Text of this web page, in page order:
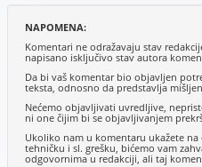
NAPOMENA:
Komentari ne odražavaju stav
napisano isključivo stav autora
Da bi vaš komentar bio objavljen
teksta, odnosno da predstavlja
Nećemo objavljivati uvredljive,
ni one čijim bi se objavljivanjem
Ukoliko nam u komentaru ukažete
tehničku i sl. grešku, bićemo vam
odgovornima u redakciji, ali taj